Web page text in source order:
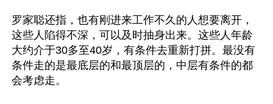
罗家聪还指，也有刚进来工作不久的人想要离开，
这些人陷得不深，可以及时抽身出来。这些人年龄
大约介于30多至40岁，有条件去重新打拼。最没有
条件走的是最底层的和最顶层的，中层有条件的都
会考虑走。